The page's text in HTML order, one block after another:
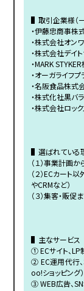
▌取引企業様（一
・伊藤忠商事株
・株式会社オン
・株式会社デイ
・MARK
・オーガライフ
・名阪食品株式
・株式化社黒バ
・株式会
▌選ばれている
（１）事業計画
（２）ECカート
やCRMなど）
（３）集客・販
▌主なサービス
① ECサイト、LP
② EC運用代行、
oo!ショッピング）
③ WEB広告、